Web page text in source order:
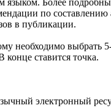
по
в публикации.
необходимо выбрать
ставится точка.
электронный